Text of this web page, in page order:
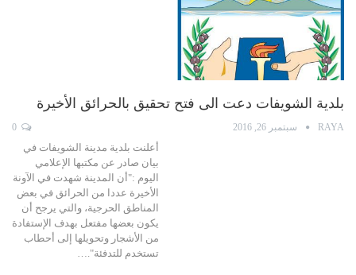
بلدية الشويفات دعت الى فتح تحقيق بالحرائق الأخيرة
RAYA سبتمبر 26, 2016
أعلنت بلدية مدينة الشويفات في
بيان صادر عن مكتبها الإعلامي
اليوم :"أن المدينة شهدت في الآونة
الأخيرة عددا من الحرائق في بعض
المناطق الحرجية، والتي يرجح أن
يكون بعضها مفتعل بهدف الإستفادة
من الأشجار وتحويلها إلى أحطاب
تستخدم للتدفئة".…